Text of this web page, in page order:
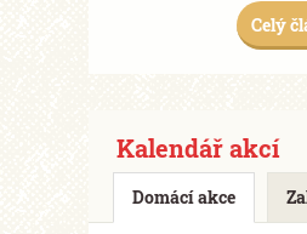
Celý
Kalendář akcí
Domácí akce